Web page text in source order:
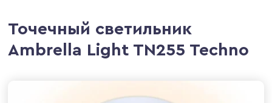
Точечный светильник
Ambrella Light TN255 Techno